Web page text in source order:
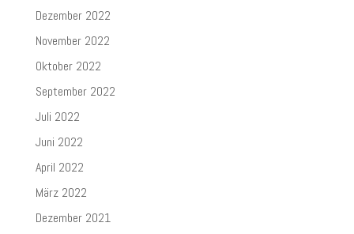
Dezember 2022
November 2022
Oktober 2022
September 2022
Juli 2022
Juni 2022
April 2022
März 2022
Dezember 2021